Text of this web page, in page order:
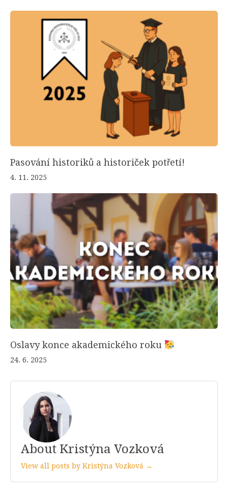
Pasování historiků a historiček potřetí!
4. 11. 2025
Oslavy konce akademického roku
24. 6. 2025
About Kristýna Vozková
View all posts by Kristýna Vozková →